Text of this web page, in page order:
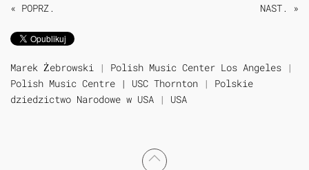
« POPRZ. NAST. »
Marek Żebrowski | Polish Music Center Los Angeles |
Polish Music Centre | USC Thornton | Polskie
dziedzictwo Narodowe w USA | USA